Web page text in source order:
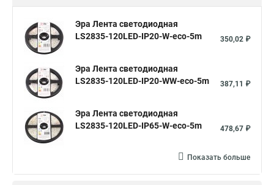
Эра Лента светодиодная
LS2835-120LED-IP20-W-eco-5m
350,02 ₽
Эра Лента светодиодная
LS2835-120LED-IP20-WW-eco-5m
387,11 ₽
Эра Лента светодиодная
LS2835-120LED-IP65-W-eco-5m
478,67 ₽
Показать больше